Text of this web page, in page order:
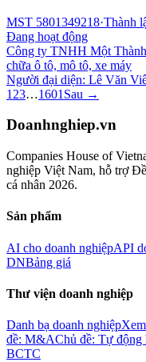
MST 5801349218·Thành
Đang hoạt động
Công ty TNHH Một
chữa ô tô, mô tô, xe máy
Người đại diện: Lê Văn
1 23…1601 Sau →
Doanhnghiep.vn
Companies House of
nghiệp Việt Nam, hỗ trợ
cá nhân 2026.
Sản phẩm
AI cho doanh nghiệpAPI
DNBảng giá
Thư viện doanh nghiệp
Danh bạ doanh nghiệp
đề: M&AChủ đề: Tự động
BCTC